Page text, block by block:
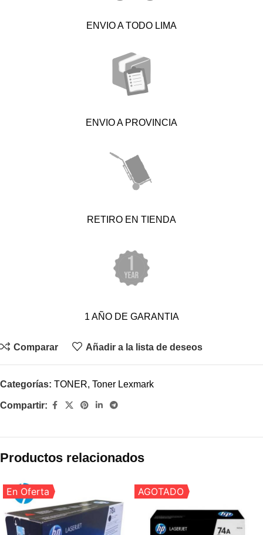
ENVIO A TODO LIMA
ENVIO A PROVINCIA
RETIRO EN TIENDA
1 AÑO DE GARANTIA
Comparar Añadir a la lista de deseos
Categorías: TONER, Toner Lexmark
Compartir:
Productos relacionados
En Oferta AGOTADO